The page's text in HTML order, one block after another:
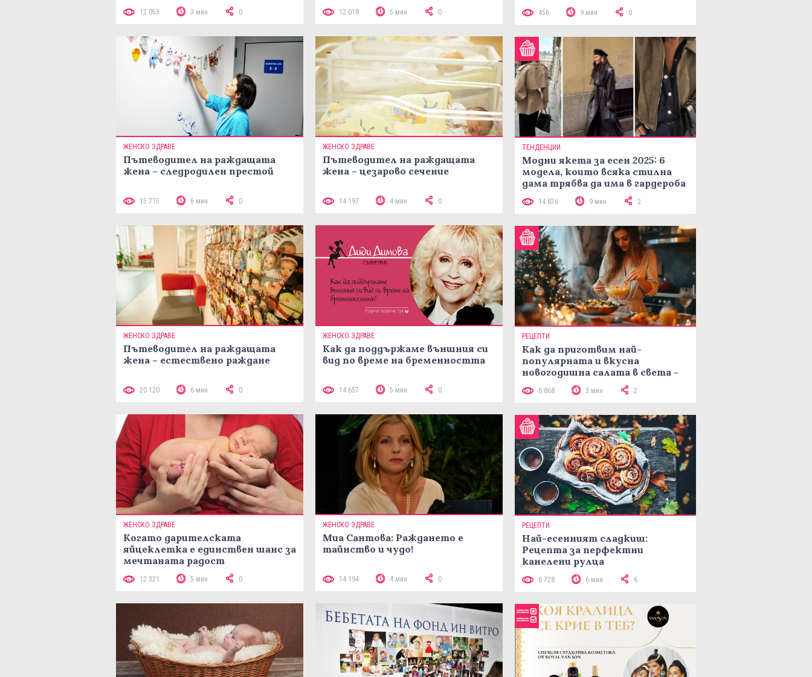
12 053 3 мин 0 12 018 5 мин 0
ЖЕНСКО ЗДРАВЕ
Пътеводител на раждащата
жена – следродилен престой
15 715 6 мин 0
ЖЕНСКО ЗДРАВЕ
Пътеводител на раждащата
жена – цезарово сечение
14 197 4 мин 0
ЖЕНСКО ЗДРАВЕ
Пътеводител на раждащата
жена – естествено раждане
20 120 6 мин 0
ЖЕНСКО ЗДРАВЕ
Как да поддържаме външния си
вид по време на бременността
14 657 5 мин 0
ЖЕНСКО ЗДРАВЕ
Когато дарителската
яйцеклетка е единствен шанс за
мечтаната радост
12 321 5 мин 0
ЖЕНСКО ЗДРАВЕ
Миа Сантова: Раждането е
тайнство и чудо!
14 194 4 мин 0
456 9 мин 0
ТЕНДЕНЦИИ
Модни якета за есен 2025: 6
модела, които всяка стилна
дама трябва да има в гардероба
14 876 9 мин 2
РЕЦЕПТИ
Как да приготвим най-
популярната и вкусна
новогодишна салата в света -
рецепта Мимоза
6 868 3 мин 2
РЕЦЕПТИ
Най-есенният сладкиш:
Рецепта за перфектни
канелени рулца
6 728 6 мин 6